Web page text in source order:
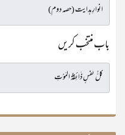
باب منتخب کریں